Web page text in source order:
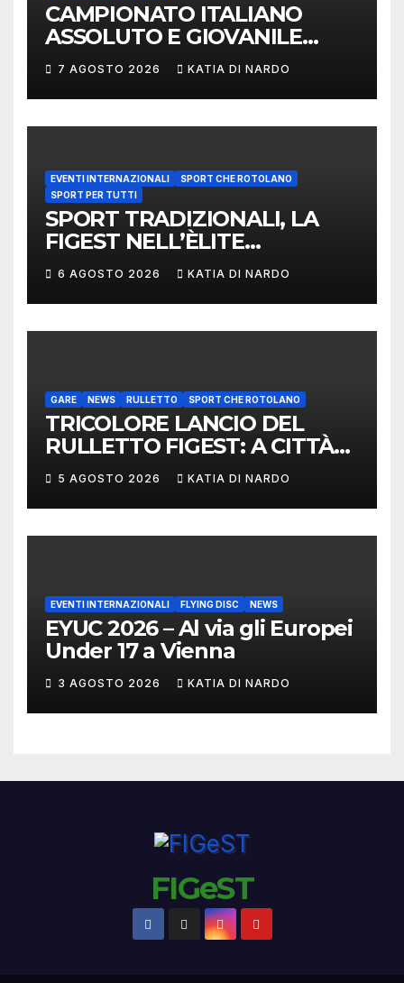
CAMPIONATO ITALIANO
ASSOLUTO E GIOVANILE
LANCIO DEL RUZZOLONE
7 AGOSTO 2026 KATIA DI NARDO
EVENTI INTERNAZIONALI
SPORT CHE ROTOLANO
SPORT PER TUTTI
SPORT TRADIZIONALI, LA
FIGEST NELL’ÈLITE
MONDIALE: LA
DELEGAZIONE ITALIANA
PROTAGONISTA AL
CONVEGNO TAFISA A
6 AGOSTO 2026 KATIA DI NARDO
GARE NEWS RULLETTO SPORT CHE ROTOLANO
TRICOLORE LANCIO DEL
RULLETTO FIGEST: A CITTÀ
DI CASTELLO VINCONO
MARCHIGIANI ED UMBRI
5 AGOSTO 2026 KATIA DI NARDO
EVENTI INTERNAZIONALI FLYING DISC NEWS
EYUC 2026 – Al via gli Europei
Under 17 a Vienna
3 AGOSTO 2026 KATIA DI NARDO
FIGeST